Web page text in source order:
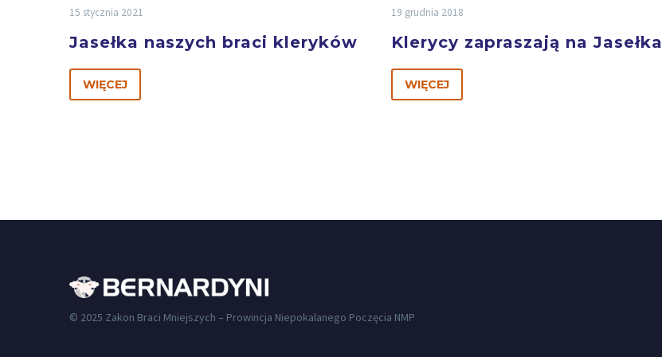
15 stycznia 2021
Jasełka naszych braci kleryków
WIĘCEJ
19 grudnia 2018
Klerycy zapraszają na Jasełka
WIĘCEJ
© 2025 Zakon Braci Mniejszych – Prowincja Niepokalanego Poczęcia NMP